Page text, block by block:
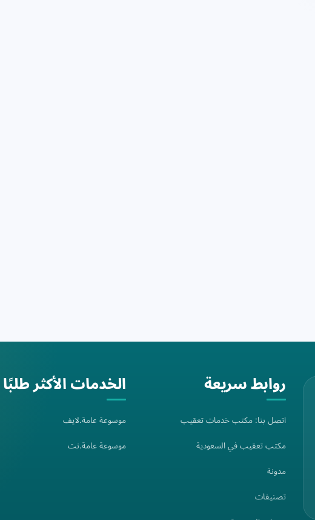
روابط سريعة
اتصل بنا: مكتب خدمات تعقيب
مكتب تعقيب في السعودية
مدونة
تصنيفات
الخدمات الأكثر طلبًا
موسوعة عامة.لايف
موسوعة عامة.نت